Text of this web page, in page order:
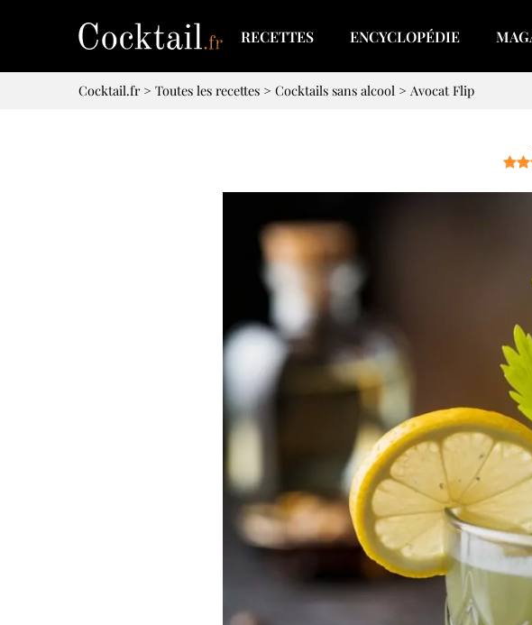
RECETTES ENCYCLOPÉDIE
Cocktail.fr> Toutes les recettes > Cocktails sans alcool > Avocat Flip